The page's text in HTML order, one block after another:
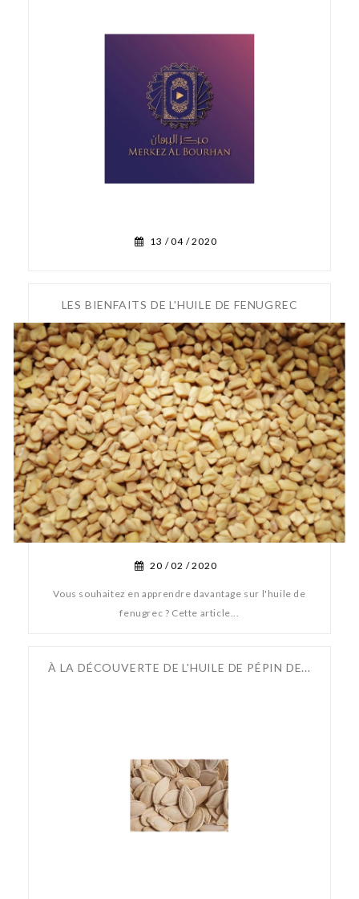
13 /04 /2020
LES BIENFAITS DE L'HUILE DE FENUGREC
20 /02 /2020
Vous souhaitez en apprendre davantage sur l'huile de
fenugrec ? Cette article...
À LA DÉCOUVERTE DE L'HUILE DE PÉPIN DE...